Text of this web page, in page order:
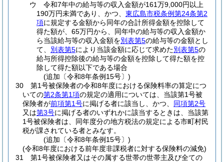
ウ
令和7年中の給与等の収入金額が161万9,000円以上
190万円未満であり、かつ、 東広島市税条例第24条第2
項に規定する金額から同年の合計所得金額を控除して
得た額が、65万円から、同年中の給与等の収入金額か
ら当該給与等の収入金額を別表第5の給与等の金額とし
て、 別表第5により当該金額に応じて求めた別表第5の
給与所得控除後の給与等の金額を控除して得た額を控
除して得た額以下である場合
(追加〔令和8年条例15号〕)
30
第1号被保険者の令和8年度における保険料率の算定につ
いての第2条第1項の規定の適用については、当該第1号被
保険者が前項第1号に掲げる者に該当し、かつ、 同項第2号
又は第3号に掲げる者のいずれかに該当するときは、当該第
1号被保険者は、同年度分の地方税法の規定による市町村民
税が課されている者とみなす。
(追加〔令和8年条例15号〕)
(令和8年度における前年度非課税者に対する保険料の減免)
31
第1号被保険者又はその属する世帯の世帯主及び全ての